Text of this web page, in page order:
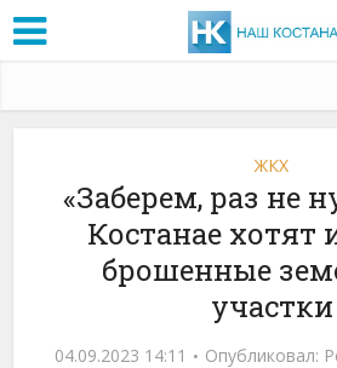
ЖКХ
«Заберем, раз не
Костанае хотят
брошенные
участки
04.09.2023 14:11 Опубликовал: